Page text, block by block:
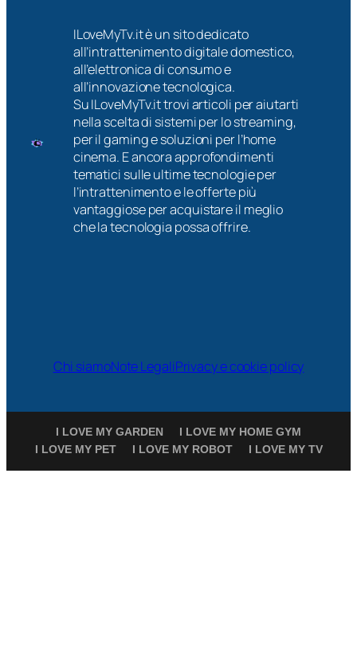
ILoveMyTv.it è un sito dedicato
all’intrattenimento digitale domestico,
all’elettronica di consumo e
all’innovazione tecnologica.
Su ILoveMyTv.it trovi articoli per aiutarti
nella scelta di sistemi per lo streaming,
per il gaming e soluzioni per l’home
cinema. E ancora approfondimenti
tematici sulle ultime tecnologie per
l’intrattenimento e le offerte più
vantaggiose per acquistare il meglio
che la tecnologia possa offrire.
Chi siamoNote LegaliPrivacy e cookie policy
I LOVE MY GARDEN
I LOVE MY HOME GYM
I LOVE MY PET
I LOVE MY ROBOT I LOVE MY TV